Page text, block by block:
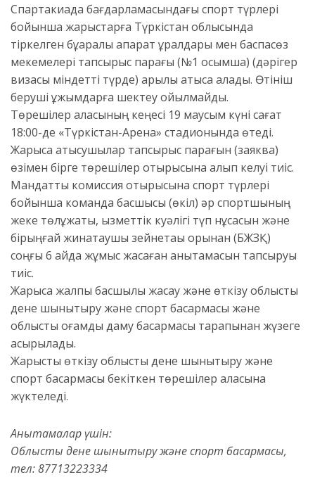
Спартакиада бағдарламасындағы спорт түрлері
бойынша жарыстарға Түркістан облысында
тіркелген бұқаралық ақпарат құралдары мен баспасөз
мекемелері тапсырыс парағы (№1 қосымша) (дәрігер
визасы міндетті түрде) арқылы қатыса алады. Өтініш
беруші ұжымдарға шектеу қойылмайды.
Төрешілер алқасының кеңесі 19 маусым күні сағат
18:00-де «Түркістан-Арена» стадионында өтеді.
Жарысқа қатысушылар тапсырыс парағын (заяква)
өзімен бірге төрешілер отырысына алып келуі тиіс.
Мандаттық комиссия отырысына спорт түрлері
бойынша команда басшысы (өкіл) әр спортшының
жеке төлқұжаты, қызметтік куәлігі түп нұсқасын және
бірыңғай жинақтаушы зейнетақы қорынан (БЖЗҚ)
соңғы 6 айда жұмыс жасаған анықтамасын тапсыруы
тиіс.
Жарысқа жалпы басшылық жасау және өткізу облыстық
дене шынықтыру және спорт басқармасы және
облыстық қоғамдық даму басқармасы тарапынан жүзеге
асырылады.
Жарысты өткізу облыстық дене шынықтыру және
спорт басқармасы бекіткен төрешілер алқасына
жүктеледі.
Анықтамалар үшін:
Облыстық дене шынықтыру және спорт басқармасы,
тел: 87713223334